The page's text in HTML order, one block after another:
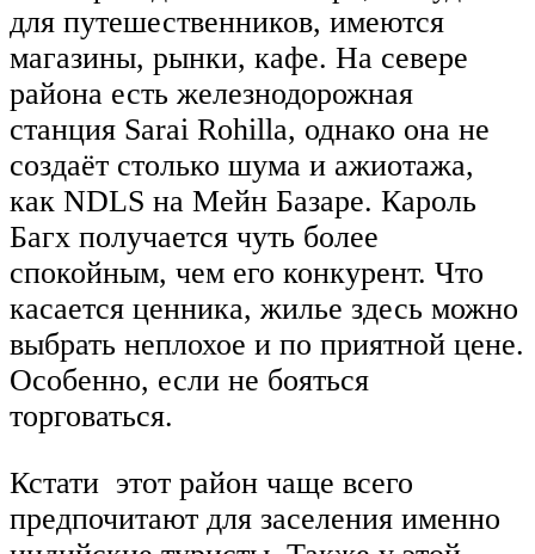
для путешественников, имеются
магазины, рынки, кафе. На севере
района есть железнодорожная
станция Sarai Rohilla, однако она не
создаёт столько шума и ажиотажа,
как NDLS на Мейн Базаре. Кароль
Багх получается чуть более
спокойным, чем его конкурент. Что
касается ценника, жилье здесь можно
выбрать неплохое и по приятной цене.
Особенно, если не бояться
торговаться.
Кстати этот район чаще всего
предпочитают для заселения именно